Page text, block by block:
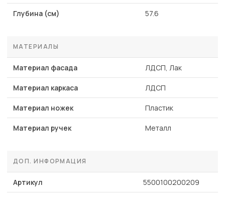
Глубина (см) 57.6
МАТЕРИАЛЫ
Материал фасада ЛДСП, Лак
Материал каркаса ЛДСП
Материал ножек Пластик
Материал ручек Металл
ДОП. ИНФОРМАЦИЯ
Артикул 5500100200209